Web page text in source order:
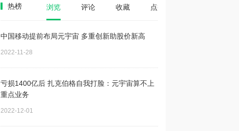
热榜 浏览 评论 收藏 点赞
中国移动提前布局元宇宙 多重创新助股价新高
2022-11-28
亏损1400亿后 扎克伯格自我打脸：元宇宙算不上
重点业务
2022-12-01